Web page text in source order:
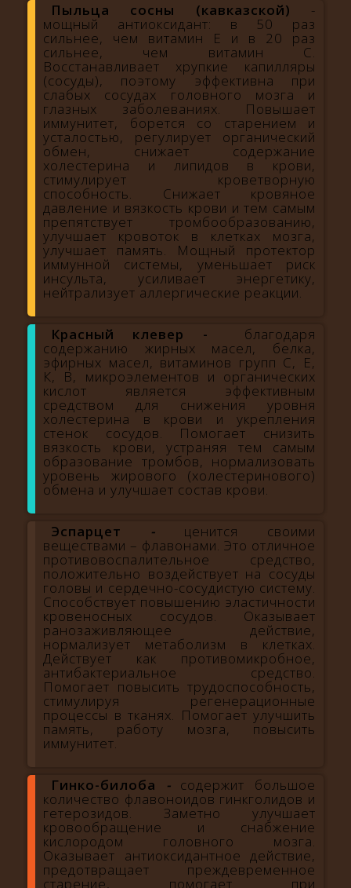
Пыльца сосны (кавказской) -
мощный антиоксидант: в 50 раз
сильнее, чем витамин Е и в 20 раз
сильнее, чем витамин С.
Восстанавливает хрупкие капилляры
(сосуды), поэтому эффективна при
слабых сосудах головного мозга и
глазных заболеваниях. Повышает
иммунитет, борется со старением и
усталостью, регулирует органический
обмен, снижает содержание
холестерина и липидов в крови,
стимулирует кроветворную
способность. Снижает кровяное
давление и вязкость крови и тем самым
препятствует тромбообразованию,
улучшает кровоток в клетках мозга,
улучшает память. Мощный протектор
иммунной системы, уменьшает риск
инсульта, усиливает энергетику,
нейтрализует аллергические реакции.
Красный клевер - благодаря
содержанию жирных масел, белка,
эфирных масел, витаминов групп С, Е,
К, В, микроэлементов и органических
кислот является эффективным
средством для снижения уровня
холестерина в крови и укрепления
стенок сосудов. Помогает снизить
вязкость крови, устраняя тем самым
образование тромбов, нормализовать
уровень жирового (холестеринового)
обмена и улучшает состав крови.
Эспарцет - ценится своими
веществами – флавонами. Это отличное
противовоспалительное средство,
положительно воздействует на сосуды
головы и сердечно-сосудистую систему.
Способствует повышению эластичности
кровеносных сосудов. Оказывает
ранозаживляющее действие,
нормализует метаболизм в клетках.
Действует как противомикробное,
антибактериальное средство.
Помогает повысить трудоспособность,
стимулируя регенерационные
процессы в тканях. Помогает улучшить
память, работу мозга, повысить
иммунитет.
Гинко-билоба - содержит большое
количество флавоноидов гинкголидов и
гетерозидов. Заметно улучшает
кровообращение и снабжение
кислородом головного мозга.
Оказывает антиоксидантное действие,
предотвращает преждевременное
старение, помогает при